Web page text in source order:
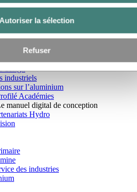
Autoriser la sélection
Refuser
carbone et recyclé
des profilés en aluminium extrudé
design
industriels
sur l’aluminium
Académies
manuel digital de conception
Hydro
des industries